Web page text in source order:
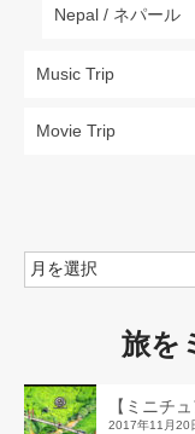
Nepal / ネパール
Music Trip
Movie Trip
Archive
旅を
【ミニチ
2017年11月20